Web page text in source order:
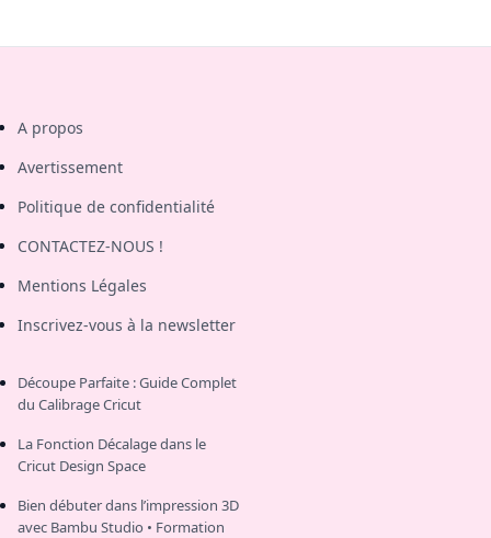
A propos
Avertissement
Politique de confidentialité
CONTACTEZ-NOUS !
Mentions Légales
Inscrivez-vous à la newsletter
Découpe Parfaite : Guide Complet
du Calibrage Cricut
La Fonction Décalage dans le
Cricut Design Space
Bien débuter dans l’impression 3D
avec Bambu Studio • Formation